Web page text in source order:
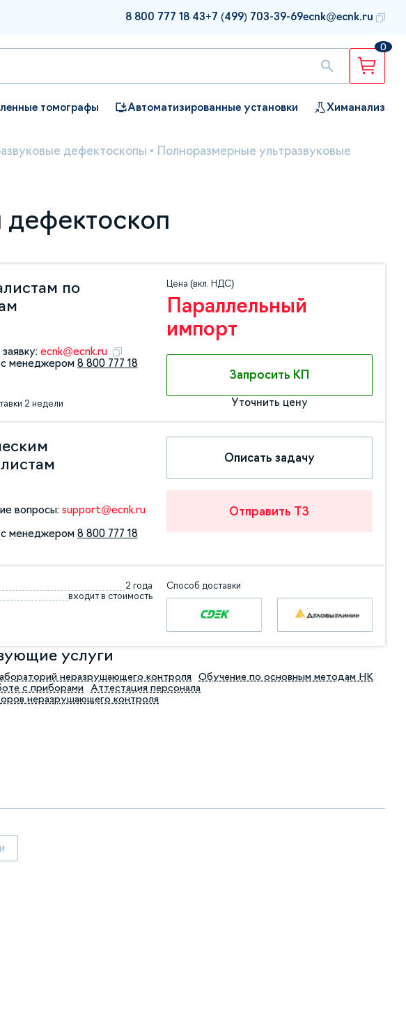
8 800 777 18 43+7 (499) 703-39-69ecnk@ecnk.ru
0
томографы Автоматизированные установки Химанализ
дефектоскопы • Полноразмерные ультразвуковые
дефектоскоп
по
ecnk@ecnk.ru
с менеджером 8 800 777 18
2 недели
Цена (вкл. НДС)
Параллельный
импорт
Запросить КП
Уточнить цену
вопросы: support@ecnk.ru
с менеджером 8 800 777 18
Описать задачу
Отправить ТЗ
2 года
входит в стоимость
Способ доставки
услуги
неразрушающего контроля
Обучение по основным методам НК
с приборами
Аттестация персонала
неразрушающего контроля